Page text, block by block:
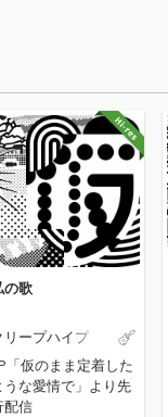
の歌
リープハイプ
「仮のまま定着した
うな愛情で」より先
配信